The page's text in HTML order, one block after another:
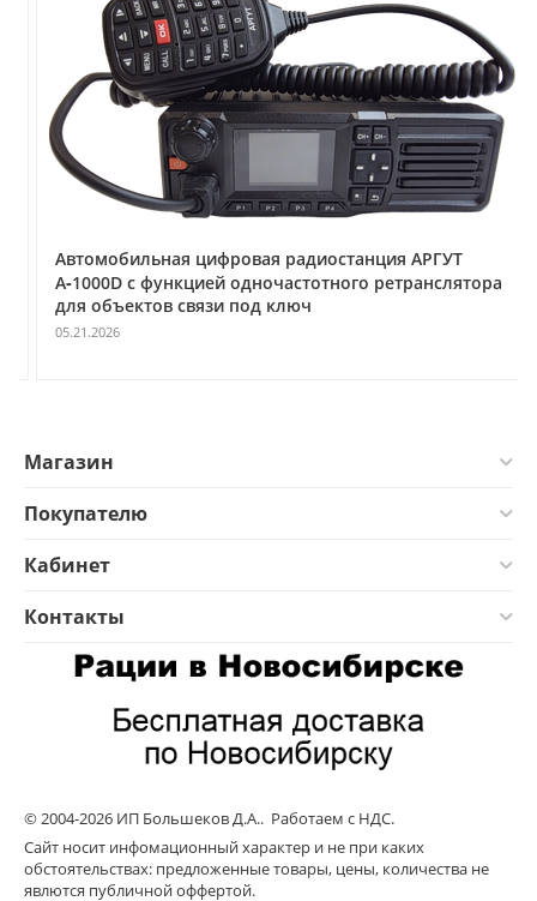
Автомобильная цифровая радиостанция АРГУТ
А‑1000D с функцией одночастотного ретранслятора
для объектов связи под ключ
05.21.2026
Магазин
Покупателю
Кабинет
Контакты
© 2004-2026 ИП Большеков Д.А.. Работаем с НДС.
Сайт носит инфомационный характер и не при каких
обстоятельствах: предложенные товары, цены, количества не
явлются публичной оффертой.